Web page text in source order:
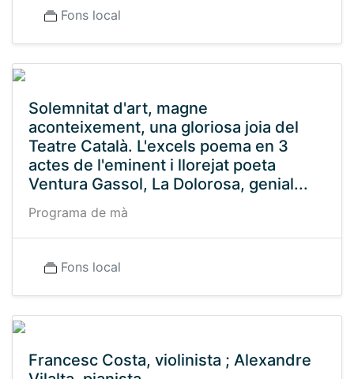
Fons local
Solemnitat d'art, magne
aconteixement, una gloriosa joia del
Teatre Català. L'excels poema en 3
actes de l'eminent i llorejat poeta
Ventura Gassol, La Dolorosa, genial...
Programa de mà
Fons local
Francesc Costa, violinista ; Alexandre